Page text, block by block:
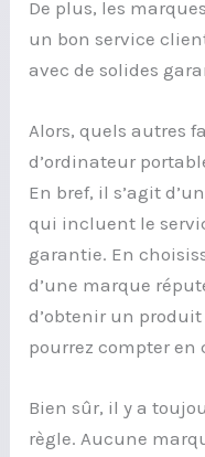
De plus, les
un bon service
avec de solides
Alors, quels autres
d’ordinateur
En bref, il s’agit
qui incluent le
garantie. En
d’une marque
d’obtenir un
pourrez compter en
Bien sûr, il y a
règle. Aucune